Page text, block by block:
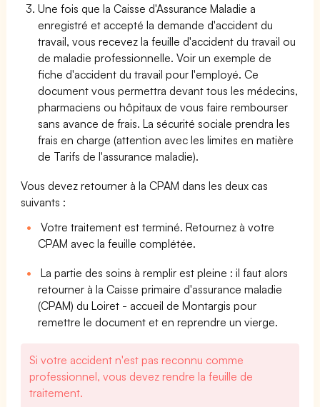
Une fois que la Caisse d'Assurance Maladie a
enregistré et accepté la demande d'accident du
travail, vous recevez la feuille d'accident du travail ou
de maladie professionnelle. Voir un exemple de
fiche d'accident du travail pour l'employé. Ce
document vous permettra devant tous les médecins,
pharmaciens ou hôpitaux de vous faire rembourser
sans avance de frais. La sécurité sociale prendra les
frais en charge (attention avec les limites en matière
de Tarifs de l'assurance maladie).
Vous devez retourner à la CPAM dans les deux cas
suivants :
Votre traitement est terminé. Retournez à votre
CPAM avec la feuille complétée.
La partie des soins à remplir est pleine : il faut alors
retourner à la Caisse primaire d'assurance maladie
(CPAM) du Loiret - accueil de Montargis pour
remettre le document et en reprendre un vierge.
Si votre accident n'est pas reconnu comme
professionnel, vous devez rendre la feuille de
traitement.